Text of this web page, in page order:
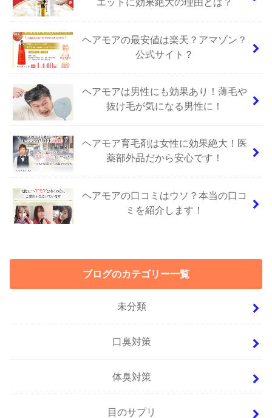
ヘアモアの最安値は楽天？アマゾン？
公式サイト？
ヘアモアは男性にも効果あり！薄毛や
抜け毛が気になる男性に！
ヘアモア育毛剤は女性に効果絶大！医
薬部外品だから安心です！
ヘアモアの口コミはウソ？本当の口コ
ミを紹介します！
ブログのカテゴリー一覧
未分類
口臭対策
体臭対策
目のサプリ